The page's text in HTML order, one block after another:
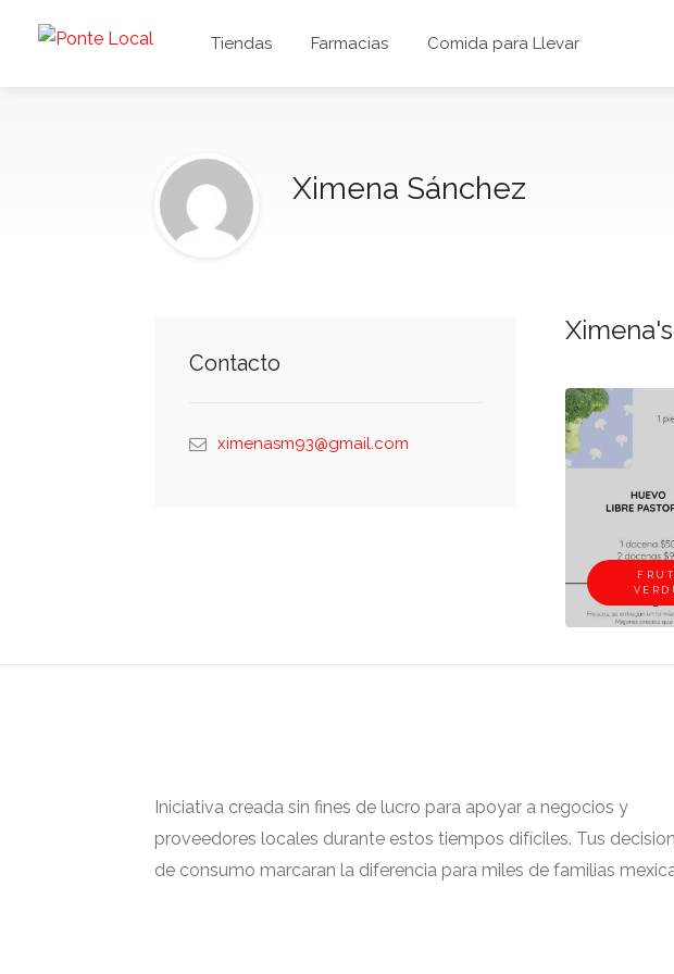
Tiendas Farmacias Comida para Llevar
Ximena Sánchez
Contacto
ximenasm93@gmail.com
Iniciativa creada sin fines de lucro para apoyar a negocios y
proveedores locales durante estos tiempos difíciles. Tus
de consumo marcaran la diferencia para miles de familias